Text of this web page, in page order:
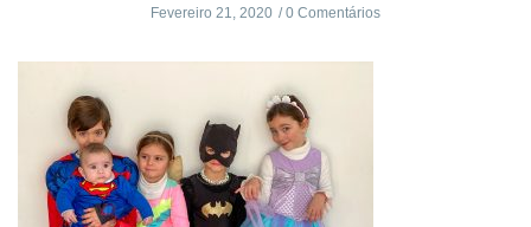
Fevereiro 21, 2020 0 Comentários